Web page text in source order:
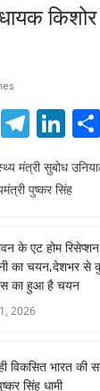
X T
el
e
gr
a
m
Li
n
k
dI
n
मंत्री सुबोध
पुष्कर सिंह
के एट होम
का चयन,देशभर से
का हुआ है चयन
2026
विकसित भारत की
सिंह धामी